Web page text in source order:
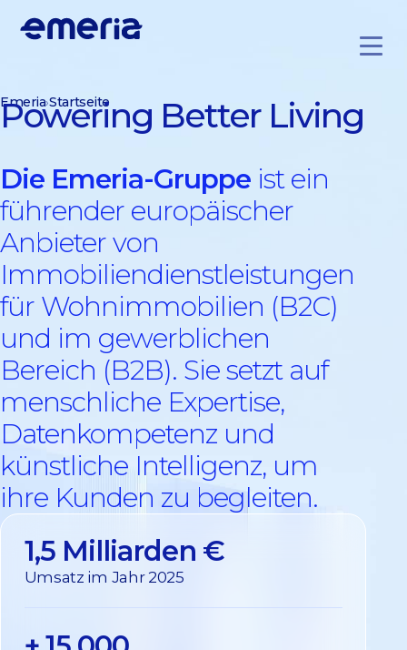
Emeria Startseite
Powering Better Living
Die Emeria-Gruppe ist ein
führender europäischer
Anbieter von
Immobiliendienstleistungen
für Wohnimmobilien (B2C)
und im gewerblichen
Bereich (B2B). Sie setzt auf
menschliche Expertise,
Datenkompetenz und
künstliche Intelligenz, um
ihre Kunden zu begleiten.
1,5 Milliarden €
Umsatz im Jahr 2025